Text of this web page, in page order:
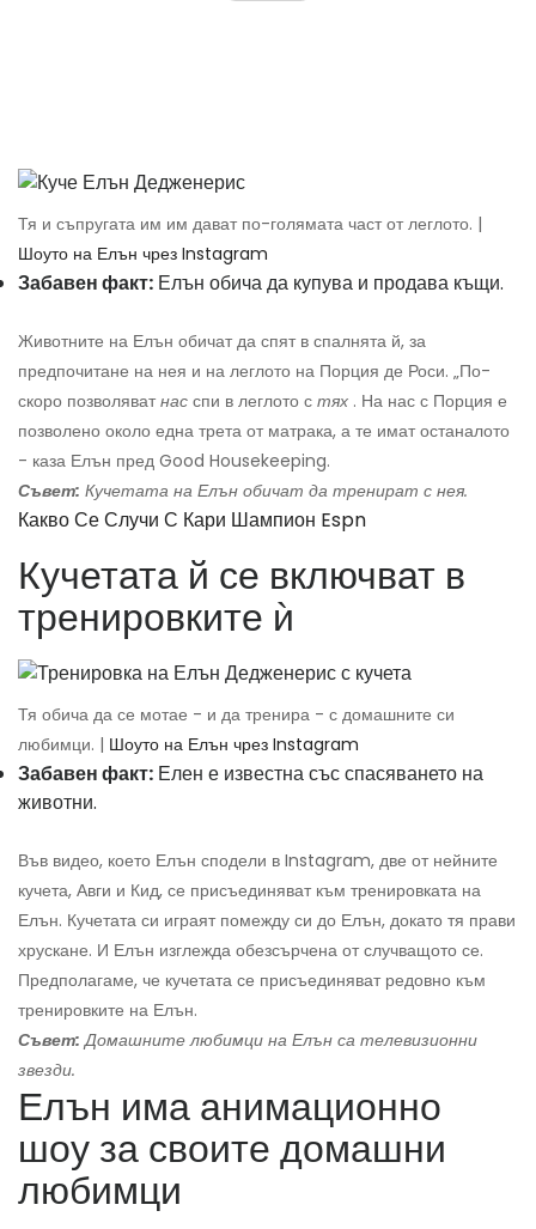
Тя и съпругата им им дават по-голямата част от леглото. |
Шоуто на Елън чрез Instagram
Забавен факт: Елън обича да купува и продава къщи.
Животните на Елън обичат да спят в спалнята й, за
предпочитане на нея и на леглото на Порция де Роси. „По-
скоро позволяватнас спи в леглото с тях . На нас с Порция е
позволено около една трета от матрака, а те имат останалото
- каза Елън пред Good Housekeeping.
Съвет: Кучетата на Елън обичат да тренират с нея.
Какво Се Случи С Кари Шампион Espn
Кучетата й се включват в
тренировките ѝ
Тя обича да се мотае - и да тренира - с домашните си
любимци. | Шоуто на Елън чрез Instagram
Забавен факт: Елен е известна със спасяването на
животни.
Във видео, което Елън сподели в Instagram, две от нейните
кучета, Авги и Кид, се присъединяват към тренировката на
Елън. Кучетата си играят помежду си до Елън, докато тя прави
хрускане. И Елън изглежда обезсърчена от случващото се.
Предполагаме, че кучетата се присъединяват редовно към
тренировките на Елън.
Съвет: Домашните любимци на Елън са телевизионни
звезди.
Елън има анимационно
шоу за своите домашни
любимци